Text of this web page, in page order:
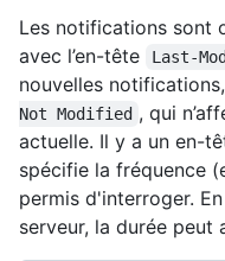
Les notifications sont
avec l’en-tête
Last-
nouvelles
Not Modified , qui
actuelle. Il y a un en-
spécifie la fréquence
permis d'interroger.
serveur, la durée peut